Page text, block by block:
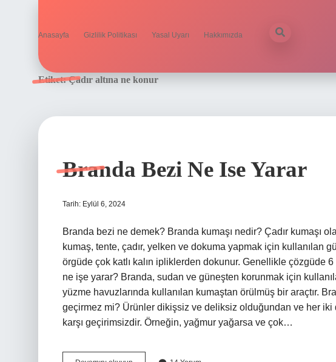
Anasayfa Gizlilik Politikası Yasal Uyarı Hakkımızda
Etiket:Çadır altına ne konur
Branda Bezi Ne Ise Yarar
Tarih: Eylül 6, 2024
Branda bezi ne demek? Branda kumaşı nedir? Çadır kumaşı
kumaş, tente, çadır, yelken ve dokuma yapmak için kullanılan
örgüde çok katlı kalın ipliklerden dokunur. Genellikle çözgüde
ne işe yarar? Branda, sudan ve güneşten korunmak için
yüzme havuzlarında kullanılan kumaştan örülmüş bir araçtır.
geçirmez mi? Ürünler dikişsiz ve deliksiz olduğundan ve her iki
karşı geçirimsizdir. Örneğin, yağmur yağarsa ve çok…